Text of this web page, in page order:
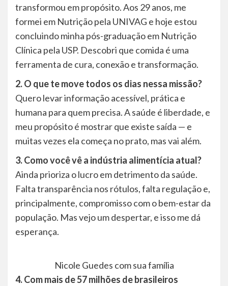
transformou em propósito. Aos 29 anos, me
formei em Nutrição pela UNIVAG e hoje estou
concluindo minha pós-graduação em Nutrição
Clínica pela USP. Descobri que comida é uma
ferramenta de cura, conexão e transformação.
2. O que te move todos os dias nessa missão?
Quero levar informação acessível, prática e
humana para quem precisa. A saúde é liberdade, e
meu propósito é mostrar que existe saída — e
muitas vezes ela começa no prato, mas vai além.
3. Como você vê a indústria alimentícia atual?
Ainda prioriza o lucro em detrimento da saúde.
Falta transparência nos rótulos, falta regulação e,
principalmente, compromisso com o bem-estar da
população. Mas vejo um despertar, e isso me dá
esperança.
Nicole Guedes com sua família
4. Com mais de 57 milhões de brasileiros